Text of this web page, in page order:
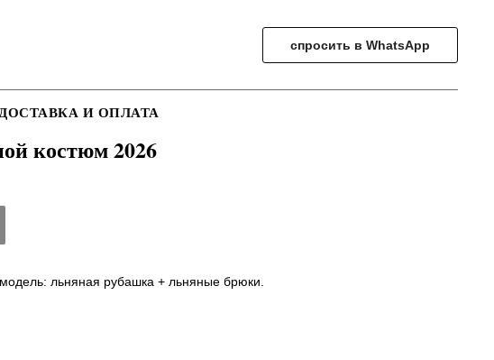
спросить в WhatsApp
ДОСТАВКА И ОПЛАТА
костюм 2026
льняная рубашка + льняные брюки.